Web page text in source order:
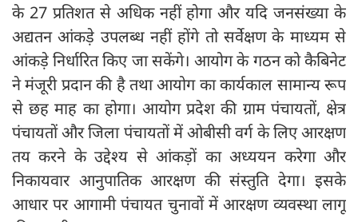
के 27 प्रतिशत से अधिक नहीं होगा और यदि जनसंख्या के
अद्यतन आंकड़े उपलब्ध नहीं होंगे तो सर्वेक्षण के माध्यम से
आंकड़े निर्धारित किए जा सकेंगे। आयोग के गठन को कैबिनेट
ने मंजूरी प्रदान की है तथा आयोग का कार्यकाल सामान्य रूप
से छह माह का होगा। आयोग प्रदेश की ग्राम पंचायतों, क्षेत्र
पंचायतों और जिला पंचायतों में ओबीसी वर्ग के लिए आरक्षण
तय करने के उद्देश्य से आंकड़ों का अध्ययन करेगा और
निकायवार आनुपातिक आरक्षण की संस्तुति देगा। इसके
आधार पर आगामी पंचायत चुनावों में आरक्षण व्यवस्था लागू